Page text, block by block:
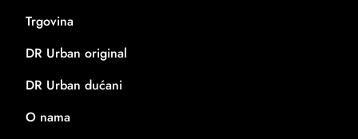
Trgovina
DR Urban original
DR Urban dućani
O nama